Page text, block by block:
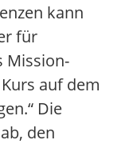
kann
für
Mission-
auf dem
Die
den